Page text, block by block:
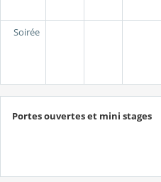
Soirée
Portes ouvertes et mini stages